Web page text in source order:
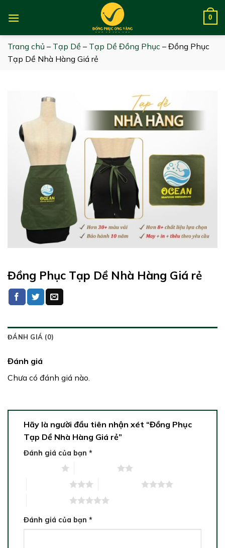
0
Trang chủ – Tạp Dề – Tạp Dề Đồng Phục – Đồng Phục
Tạp Dề Nhà Hàng Giá rẻ
Đồng Phục Tạp Dề Nhà Hàng Giá rẻ
ĐÁNH GIÁ (0)
Đánh giá
Chưa có đánh giá nào.
Hãy là người đầu tiên nhận xét “Đồng Phục
Tạp Dề Nhà Hàng Giá rẻ”
Đánh giá của bạn *
Đánh giá của bạn *